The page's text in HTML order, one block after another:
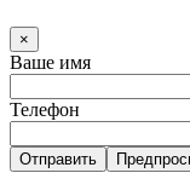
×
Ваше имя
Телефон